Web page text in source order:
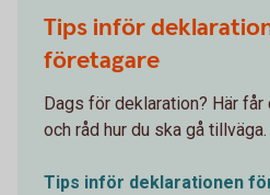
Tips inför
företagare
Dags för deklaration? Här
och råd hur du ska gå tillväga.
Tips inför deklarationen